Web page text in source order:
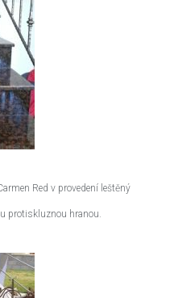
Red v provedení leštěný
protiskluznou hranou.